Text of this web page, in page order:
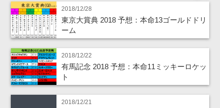
2018/12/28
東京大賞典 2018 予想：本命13ゴールドドリ
ーム
2018/12/22
有馬記念 2018 予想：本命11ミッキーロケッ
ト
2018/12/21